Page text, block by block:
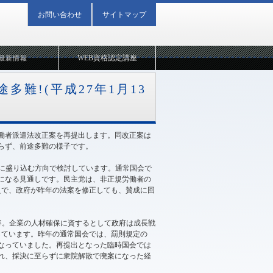
新情報
多難!(平成27年1月13
者派遣法改正案を再提出します。同改正案は
、前途多難の様子です。
盛り込む方向で検討しています。通常国会で
なる見通しです。民主党は、非正規労働者の
、政府が昨年の法案を修正しても、賛成に回
企業の人材確保に資するとして政府は成長戦
います。昨年の通常国会では、罰則規定の
っていました。再提出となった臨時国会では
、採決に至らずに衆院解散で廃案になった経
WEB資格認定講座
お問い合わせ サイトマップ